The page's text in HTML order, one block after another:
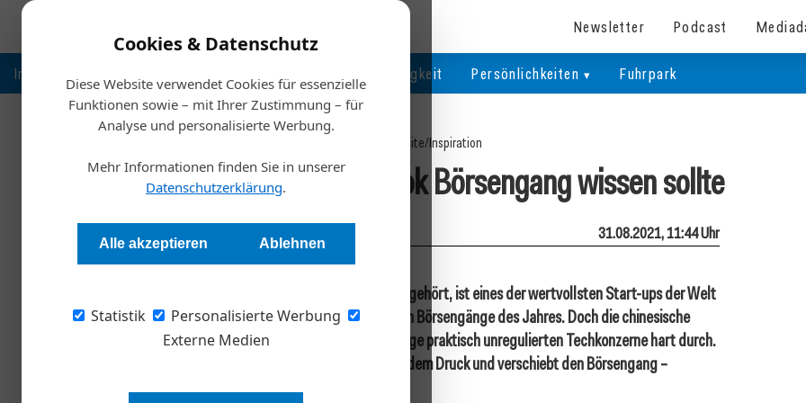
Cookies & Datenschutz
Diese Website verwendet Cookies für essenzielle
Funktionen sowie – mit Ihrer Zustimmung – für
Analyse und personalisierte Werbung.
Mehr Informationen finden Sie in unserer
Datenschutzerklärung.
Alle akzeptieren Ablehnen
Statistik
Personalisierte Werbung
Externe Medien
Newsletter Podcast
Inspiration Nachhaltigkeit Persönlichkeiten Fuhrpark
Startseite/Inspiration
Was man über den TikTok Börsengang wissen sollte
Redaktion Die Wirtschaft 31.08.2021, 11:44 Uhr
Bytedance, zu dem auch die Video-App TikTok gehört, ist eines der wertvollsten Start-ups der Welt
und für viele Anleger einer der meist erwarteten Börsengänge des Jahres. Doch die chinesische
Regierung greift aktuell gegen die eigenen, lange praktisch unregulierten Techkonzerne hart durch.
Auch die TikTok-Mutter Bytedance beugt sich dem Druck und verschiebt den Börsengang –
vermutlich auf nächstes Frühjahr.